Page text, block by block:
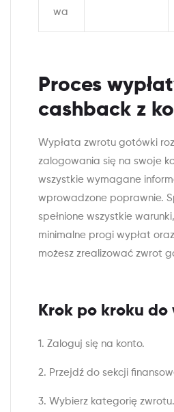
wa
Proces
cashback z
Wypłata zwrotu gotówki
zalogowania się na swoje
wszystkie wymagane
wprowadzone poprawnie.
spełnione wszystkie
minimalne progi wypłat
możesz zrealizować zwrot
Krok po kroku do
1. Zaloguj się na konto.
2. Przejdź do sekcji
3. Wybierz kategorię zwrotu.